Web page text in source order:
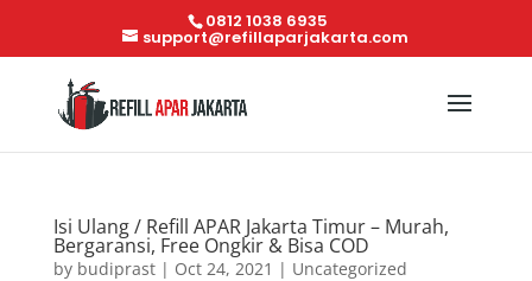
0812 1038 6935
support@refillaparjakarta.com
Isi Ulang / Refill APAR Jakarta Timur – Murah,
Bergaransi, Free Ongkir & Bisa COD
by budiprast| Oct 24, 2021 | Uncategorized